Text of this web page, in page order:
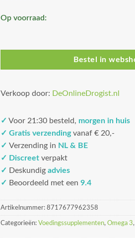
Op voorraad:
Bestel in
Verkoop door: DeOnlineDrogist.nl
✓ Voor 21:30 besteld, morgen in huis
✓ Gratis verzendingvanaf € 20,-
✓ Verzending in NL & BE
✓ Discreet verpakt
✓ Deskundig advies
✓ Beoordeeld met een 9.4
Artikelnummer: 8717677962358
Categorieën: Voedingssupplementen, Omega 3,